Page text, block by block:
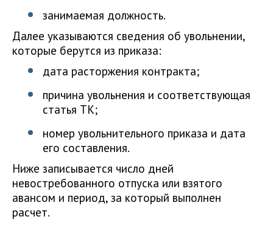
занимаемая должность.
Далее указываются сведения об увольнении,
которые берутся из приказа:
дата расторжения контракта;
причина увольнения и соответствующая
статья ТК;
номер увольнительного приказа и дата
его составления.
Ниже записывается число дней
невостребованного отпуска или взятого
авансом и период, за который выполнен
расчет.